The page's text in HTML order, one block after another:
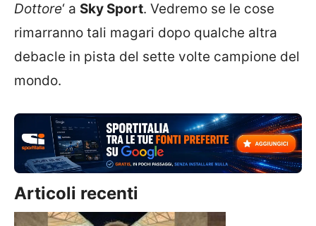
Dottore‘ a Sky Sport. Vedremo se le cose
rimarranno tali magari dopo qualche altra
debacle in pista del sette volte campione del
mondo.
Articoli recenti